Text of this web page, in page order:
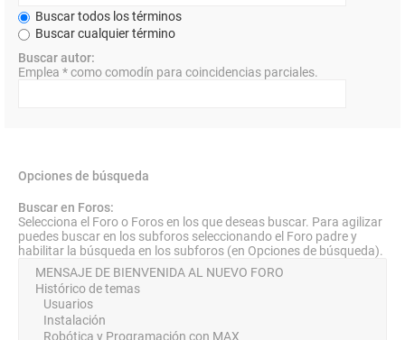
Buscar todos los términos
Buscar cualquier término
Buscar autor:
Emplea * como comodín para coincidencias parciales.
Opciones de búsqueda
Buscar en Foros:
Selecciona el Foro o Foros en los que deseas buscar. Para agilizar
puedes buscar en los subforos seleccionando el Foro padre y
habilitar la búsqueda en los subforos (en Opciones de búsqueda).